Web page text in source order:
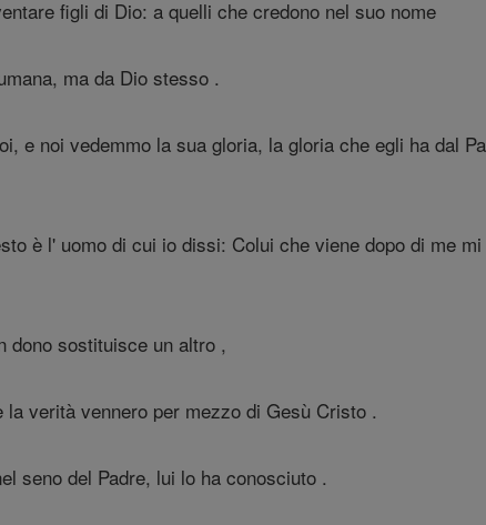
figli di Dio: a quelli che credono nel suo nome
ma da Dio stesso .
e noi vedemmo la sua gloria, la gloria che egli ha dal
è l' uomo di cui io dissi: Colui che viene dopo di me
dono sostituisce un altro ,
verità vennero per mezzo di Gesù Cristo .
seno del Padre, lui lo ha conosciuto .